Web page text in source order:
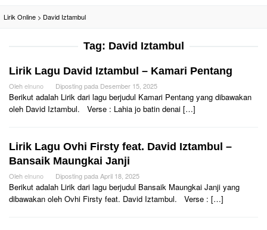
Lirik Online > David Iztambul
Tag: David Iztambul
Lirik Lagu David Iztambul – Kamari Pentang
Olehelnuno Diposting pada Desember 15, 2025
Berikut adalah Lirik dari lagu berjudul Kamari Pentang yang dibawakan
oleh David Iztambul. Verse : Lahia jo batin denai […]
Lirik Lagu Ovhi Firsty feat. David Iztambul –
Bansaik Maungkai Janji
Olehelnuno Diposting pada April 18, 2025
Berikut adalah Lirik dari lagu berjudul Bansaik Maungkai Janji yang
dibawakan oleh Ovhi Firsty feat. David Iztambul. Verse : […]